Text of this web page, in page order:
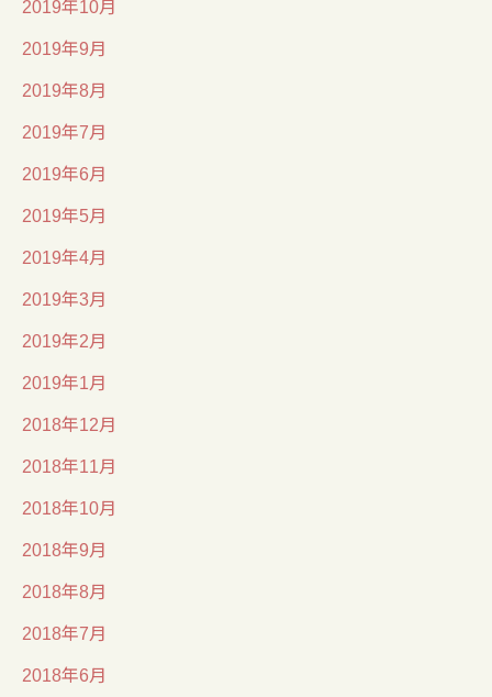
2019年10月
2019年9月
2019年8月
2019年7月
2019年6月
2019年5月
2019年4月
2019年3月
2019年2月
2019年1月
2018年12月
2018年11月
2018年10月
2018年9月
2018年8月
2018年7月
2018年6月